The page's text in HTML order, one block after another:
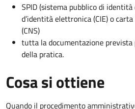
SPID (sistema pubblico di
d’identità elettronica (CIE) o
(CNS)
tutta la documentazione prevista
della pratica.
Cosa si ottiene
Quando il procedimento